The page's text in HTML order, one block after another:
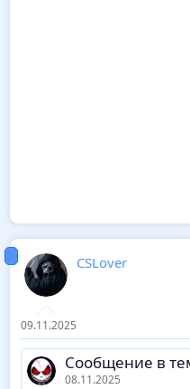
CSLover
09.11.2025
Сообщение в
08.11.2025